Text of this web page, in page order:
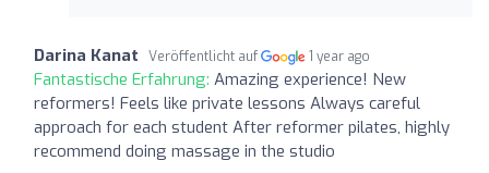
Darina Kanat Veröffentlicht auf 1 year ago
Fantastische Erfahrung: Amazing experience! New
reformers! Feels like private lessons Always careful
approach for each student After reformer pilates, highly
recommend doing massage in the studio